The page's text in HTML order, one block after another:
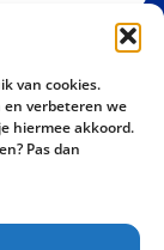
van cookies.
en verbeteren we
hiermee akkoord.
Pas dan
274